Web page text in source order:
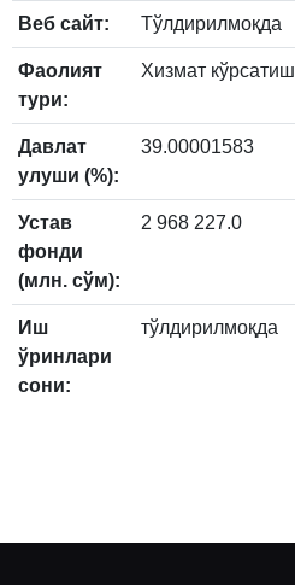
Веб сайт: Тўлдирилмоқда
Фаолият
тури:
Хизмат кўрсатиш
Давлат
улуши (%):
39.00001583
Устав
фонди
(млн. сўм):
2 968 227.0
Иш
ўринлари
сони:
тўлдирилмоқда